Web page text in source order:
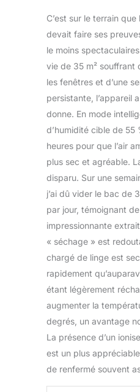
C’est sur le terrain que
devait faire ses
le moins
vie de 35 m² souffrant
les fenêtres et d’une
persistante, l’appareil
donne. En mode
d’humidité cible de 55
heures pour que l’air
plus sec et agréable.
disparu. Sur une
j’ai dû vider le bac de
par jour, témoignant
impressionnante
« séchage » est
chargé de linge est
rapidement
étant légèrement
augmenter la
degrés, un avantage
La présence d’un
est un plus
de renfermé souvent